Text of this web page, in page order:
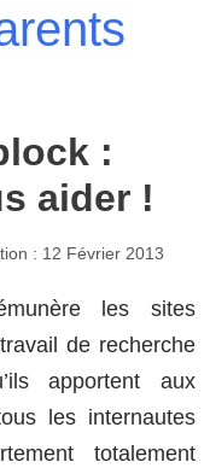
:
aider !
: 12 Février 2013
les sites
de recherche
apportent aux
les internautes
totalement